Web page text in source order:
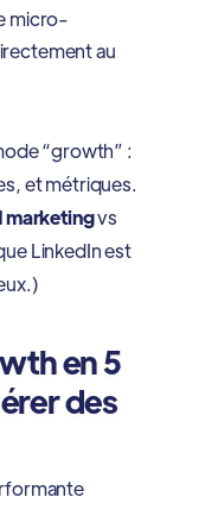
micro-
au
“growth” :
et métriques.
marketingvs
LinkedIn est
en 5
des